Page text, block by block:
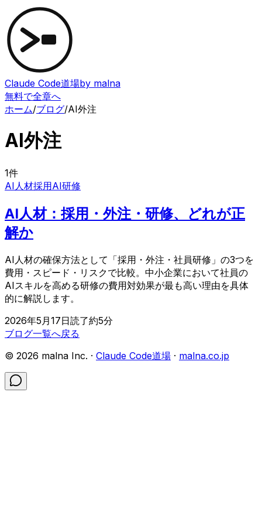
Claude Code道場by malna
無料で全章へ
ホーム/ブログ/AI外注
AI外注
1件
AI人材採用AI研修
AI人材：採用・外注・研修、どれが正
解か
AI人材の確保方法として「採用・外注・社員研修」の3つを
費用・スピード・リスクで比較。中小企業において社員の
AIスキルを高める研修の費用対効果が最も高い理由を具体
的に解説します。
2026年5月17日読了約5分
ブログ一覧へ戻る
© 2026 malna Inc. · Claude Code道場 · malna.co.jp